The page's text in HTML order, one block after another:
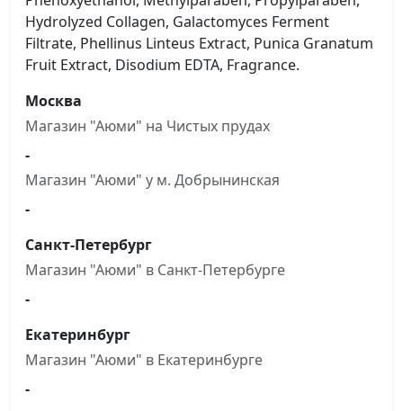
Hydrolyzed Collagen, Galactomyces Ferment
Filtrate, Phellinus Linteus Extract, Punica Granatum
Fruit Extract, Disodium EDTA, Fragrance.
Москва
Магазин "Аюми" на Чистыx прудах
-
Магазин "Аюми" у м. Добрынинская
-
Санкт-Петербург
Магазин "Аюми" в Санкт-Петербурге
-
Екатеринбург
Магазин "Аюми" в Екатеринбурге
-